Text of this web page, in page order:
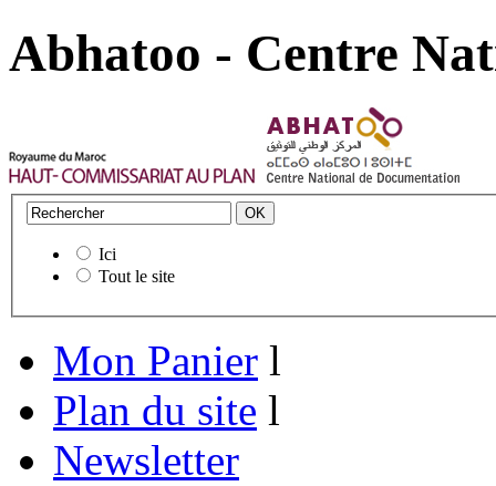
Abhatoo - Centre
Ici
Tout le site
Mon Panier l
Plan du site l
Newsletter